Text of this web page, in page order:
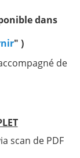
dans
" )
de
scan de PDF